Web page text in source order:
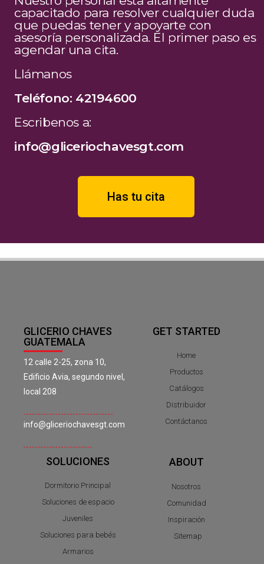
capacitado para resolver cualquier duda
que puedas tener y apoyarte con
asesoría personalizada. El primer paso es
agendar una cita.
Llámanos
Teléfono: 42194600
Escribenos a:
info@gliceriochavesgt.com
Has tu cita
GLICERIO CHAVES
GUATEMALA
12 calle 2-25, zona 10,
Edificio Avia, segundo nivel,
local 208
info@gliceriochavesgt.com
GET STARTED
Home
Productos
Catálogos
Distribuidor
Contáctanos
SOLUCIONES
Dormitorio Principal
Soluciones de espacio
Juveniles
Soluciones para bebés
Armarios
ABOUT
Nosotros
Comunidad
Inspiración
Sitemap